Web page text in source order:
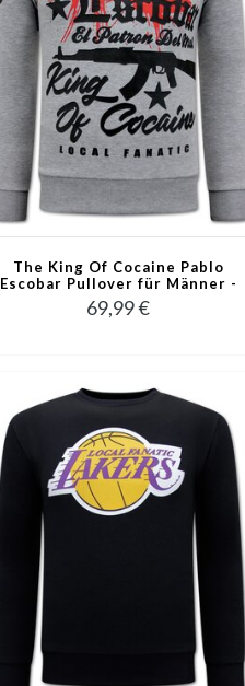
The King Of Cocaine Pablo
Escobar Pullover für Männer -
Grau
69,99 €